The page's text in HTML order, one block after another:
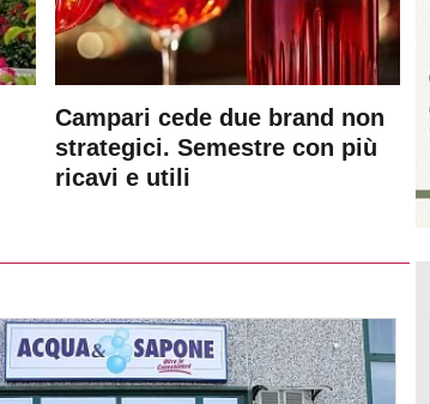
Campari cede due brand non
strategici. Semestre con più
ricavi e utili